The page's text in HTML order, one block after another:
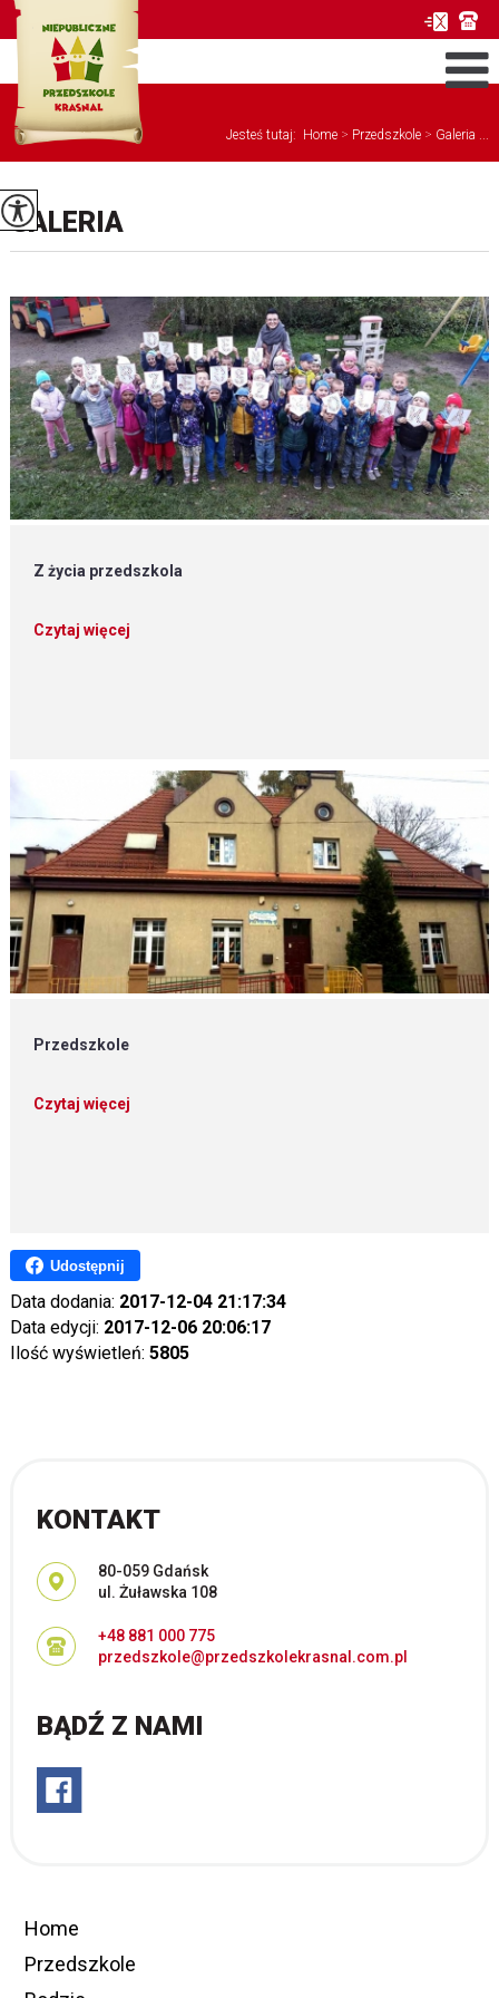
Jesteś tutaj: Home > Przedszkole > Galeria ...
GALERIA
Z życia przedszkola
Czytaj więcej
Przedszkole
Czytaj więcej
Udostępnij
Data dodania: 2017-12-04 21:17:34
Data edycji: 2017-12-06 20:06:17
Ilość wyświetleń: 5805
KONTAKT
Adres pocztowy:
80-059 Gdańsk
ul. Żuławska 108
+48 881 000 775
przedszkole@przedszkolekrasnal.com.pl
BĄDŹ Z NAMI
Home
Przedszkole